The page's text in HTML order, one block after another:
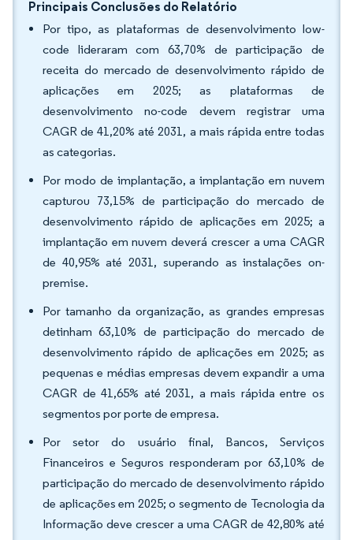
Principais Conclusões do Relatório
Por tipo, as plataformas de desenvolvimento low-
code lideraram com 63,70% de participação de
receita do mercado de desenvolvimento rápido de
aplicações em 2025; as plataformas de
desenvolvimento no-code devem registrar uma
CAGR de 41,20% até 2031, a mais rápida entre todas
as categorias.
Por modo de implantação, a implantação em nuvem
capturou 73,15% de participação do mercado de
desenvolvimento rápido de aplicações em 2025; a
implantação em nuvem deverá crescer a uma CAGR
de 40,95% até 2031, superando as instalações on-
premise.
Por tamanho da organização, as grandes empresas
detinham 63,10% de participação do mercado de
desenvolvimento rápido de aplicações em 2025; as
pequenas e médias empresas devem expandir a uma
CAGR de 41,65% até 2031, a mais rápida entre os
segmentos por porte de empresa.
Por setor do usuário final, Bancos, Serviços
Financeiros e Seguros responderam por 63,10% de
participação do mercado de desenvolvimento rápido
de aplicações em 2025; o segmento de Tecnologia da
Informação deve crescer a uma CAGR de 42,80% até